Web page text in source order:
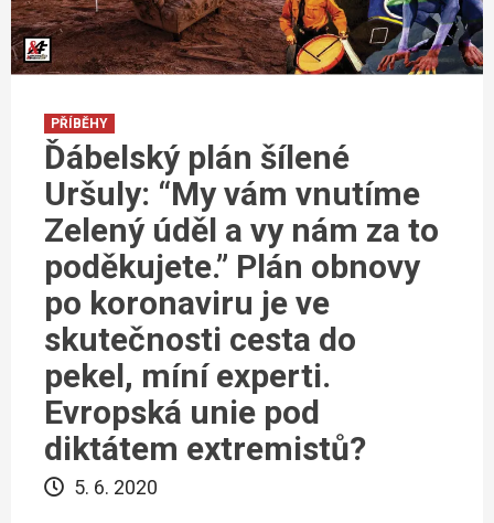
PŘÍBĚHY
Ďábelský plán šílené
Uršuly: “My vám vnutíme
Zelený úděl a vy nám za to
poděkujete.” Plán obnovy
po koronaviru je ve
skutečnosti cesta do
pekel, míní experti.
Evropská unie pod
diktátem extremistů?
5. 6. 2020